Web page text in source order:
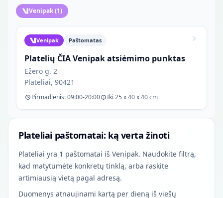
Venipak(1)
Venipak Paštomatas
Platelių ČIA Venipak atsiėmimo punktas
Ežero g. 2
Plateliai, 90421
Pirmadienis: 09:00-20:00 Iki 25 x 40 x 40 cm
Plateliai paštomatai: ką verta žinoti
Plateliai yra 1 paštomatai iš Venipak. Naudokite filtrą,
kad matytumėte konkretų tinklą, arba raskite
artimiausią vietą pagal adresą.
Duomenys atnaujinami kartą per dieną iš viešų